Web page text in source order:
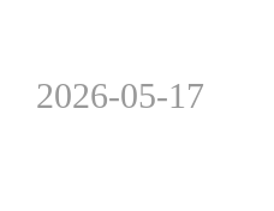
2026-05-17